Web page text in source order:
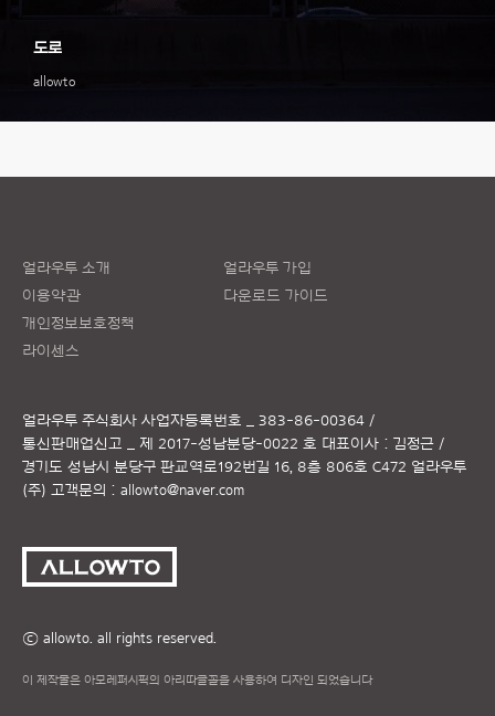
allowto
도로
얼라우투 소개
이용약관
개인정보보호정책
라이센스
얼라우투 가입
다운로드 가이드
얼라우투 주식회사 사업자등록번호 _ 383-86-00364 /
통신판매업신고 _ 제 2017-성남분당-0022 호 대표이사 : 김정근 /
경기도 성남시 분당구 판교역로192번길 16, 8층 806호 C472 얼라우투
(주) 고객문의 : allowto@naver.com
ⓒ allowto. all rights reserved.
이 제작물은 아모레퍼시픽의 아리따글꼴을 사용하여 디자인 되었습니다